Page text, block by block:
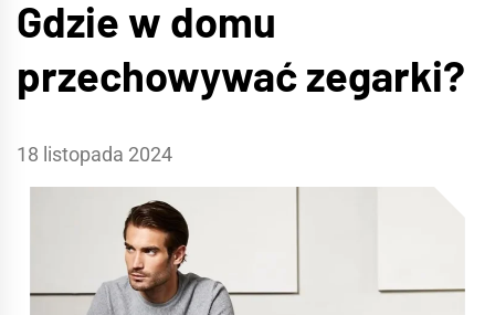
Gdzie w domu
przechowywać zegarki?
18 listopada 2024